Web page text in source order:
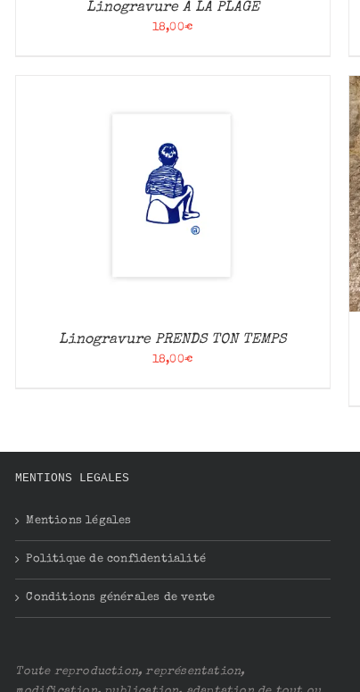
Linogravure A LA PLAGE
18,00€
Linogravure PRENDS TON TEMPS
18,00€
AJOUTER AU PANIER
MENTIONS LEGALES
Mentions légales
Politique de confidentialité
Conditions générales de vente
Toute reproduction, représentation,